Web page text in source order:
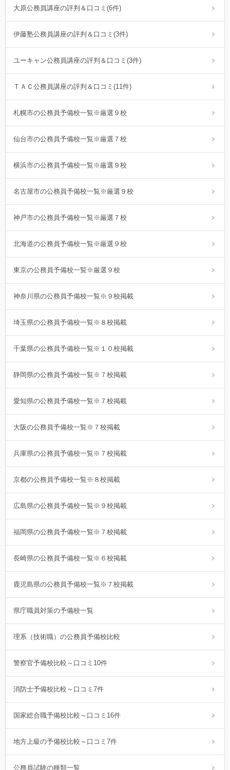
大原公務員講座の評判＆口コミ(6件)
伊藤塾公務員講座の評判＆口コミ(3件)
ユーキャン公務員講座の評判＆口コミ(3件)
ＴＡＣ公務員講座の評判＆口コミ(11件)
札幌市の公務員予備校一覧※厳選９校
仙台市の公務員予備校一覧※厳選７校
横浜市の公務員予備校一覧※厳選９校
名古屋市の公務員予備校一覧※厳選９校
神戸市の公務員予備校一覧※厳選７校
北海道の公務員予備校一覧※厳選９校
東京の公務員予備校一覧※厳選９校
神奈川県の公務員予備校一覧※９校掲載
埼玉県の公務員予備校一覧※８校掲載
千葉県の公務員予備校一覧※１０校掲載
静岡県の公務員予備校一覧※７校掲載
愛知県の公務員予備校一覧※７校掲載
大阪の公務員予備校一覧※７校掲載
兵庫県の公務員予備校一覧※７校掲載
京都の公務員予備校一覧※８校掲載
広島県の公務員予備校一覧※９校掲載
福岡県の公務員予備校一覧※７校掲載
長崎県の公務員予備校一覧※６校掲載
鹿児島県の公務員予備校一覧※７校掲載
県庁職員対策の予備校一覧
理系（技術職）の公務員予備校比較
警察官予備校比較～口コミ10件
消防士予備校比較～口コミ7件
国家総合職予備校比較～口コミ16件
地方上級の予備校比較～口コミ7件
公務員試験の種類一覧